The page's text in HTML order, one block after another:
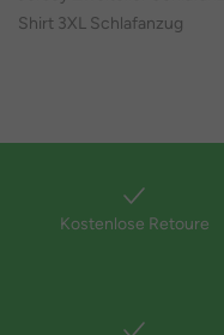
Shirt 3XL Schlafanzug
Kostenlose Retoure